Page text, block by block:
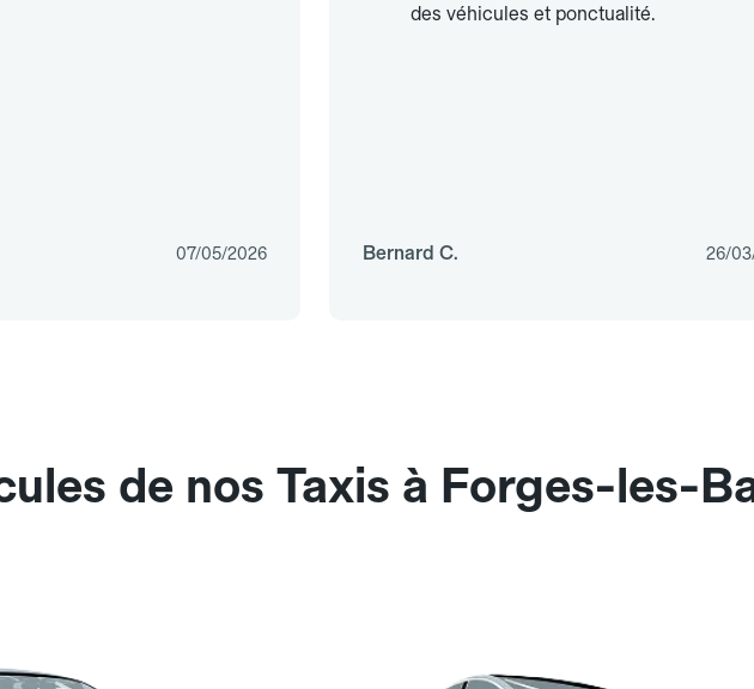
07/05/2026
des véhicules et ponctualité.
Bernard C. 26/
de nos Taxis à Forges-les-